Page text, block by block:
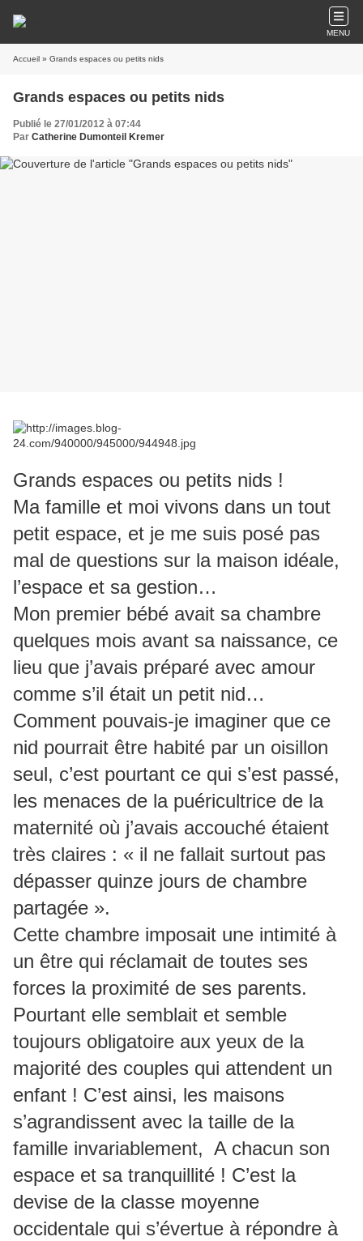
MENU
Accueil » Grands espaces ou petits nids
Grands espaces ou petits nids
Publié le 27/01/2012 à 07:44
Par Catherine Dumonteil Kremer
Grands espaces ou petits nids !
Ma famille et moi vivons dans un tout
petit espace, et je me suis posé pas
mal de questions sur la maison idéale,
l’espace et sa gestion…
Mon premier bébé avait sa chambre
quelques mois avant sa naissance, ce
lieu que j’avais préparé avec amour
comme s’il était un petit nid…
Comment pouvais-je imaginer que ce
nid pourrait être habité par un oisillon
seul, c’est pourtant ce qui s’est passé,
les menaces de la puéricultrice de la
maternité où j’avais accouché étaient
très claires : « il ne fallait surtout pas
dépasser quinze jours de chambre
partagée ».
Cette chambre imposait une intimité à
un être qui réclamait de toutes ses
forces la proximité de ses parents.
Pourtant elle semblait et semble
toujours obligatoire aux yeux de la
majorité des couples qui attendent un
enfant ! C’est ainsi, les maisons
s’agrandissent avec la taille de la
famille invariablement, A chacun son
espace et sa tranquillité ! C’est la
devise de la classe moyenne
occidentale qui s’évertue à répondre à